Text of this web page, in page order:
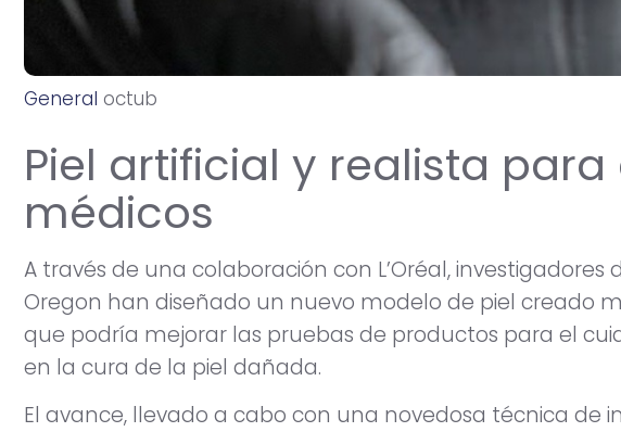
General oct
u
b
r
e
2
7
,2
0
2
4
Piel artificial y realista
médicos
A través de una colaboración con L’Oréal, investigadores
Oregon han diseñado un nuevo modelo de piel creado
que podría mejorar las pruebas de productos para el
en la cura de la piel dañada.
El avance, llevado a cabo con una novedosa técnica de